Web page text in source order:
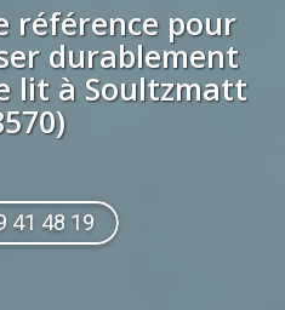
référence pour
durablement
lit à Soultzmatt
41 48 19